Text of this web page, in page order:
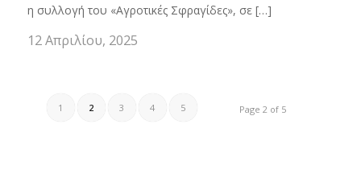
η συλλογή του «Αγροτικές Σφραγίδες», σε […]
12 Απριλίου, 2025
Page 2 of 5
1 2 3 4 5